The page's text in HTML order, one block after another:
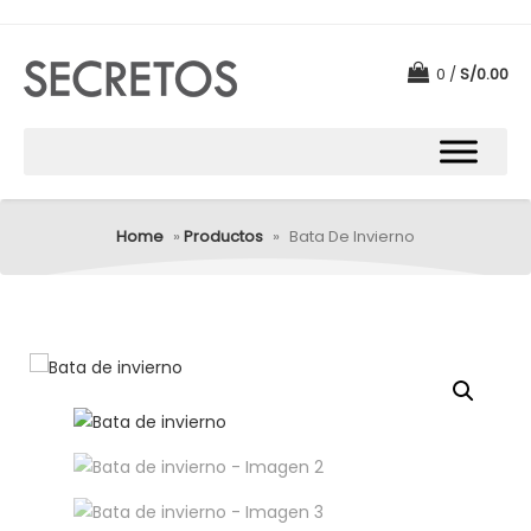
0 S/0.00
Home » Productos » Bata De Invierno